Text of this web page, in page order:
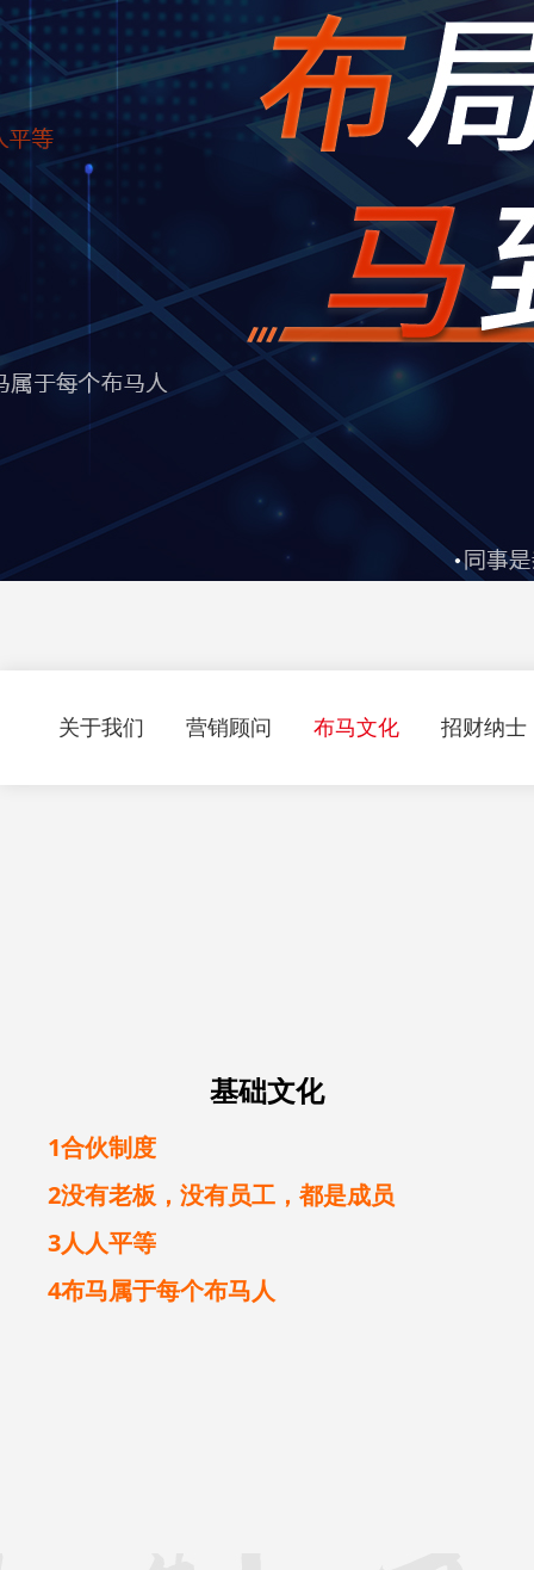
关于我们 营销顾问 布马文化 招财纳士
基础文化
1合伙制度
2没有老板，没有员工，都是成员
3人人平等
4布马属于每个布马人